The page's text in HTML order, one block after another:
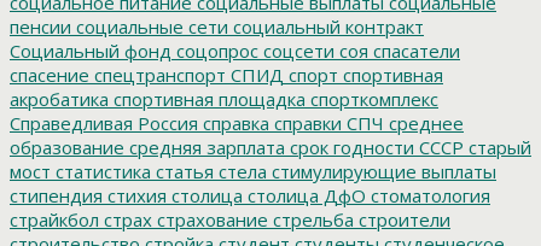
пенсии социальные сети социальный контракт
Социальный фонд соцопрос соцсети соя спасатели
спасение спецтранспорт СПИД спорт спортивная
акробатика спортивная площадка спорткомплекс
Справедливая Россия справка справки СПЧ среднее
образование средняя зарплата срок годности СССР старый
мост статистика статья стела стимулирующие выплаты
стипендия стихия столица столица ДфО стоматология
страйкбол страх страхование стрельба строители